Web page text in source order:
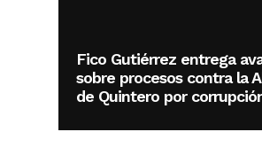
Fico Gutiérrez entrega
sobre procesos contra la
de Quintero por